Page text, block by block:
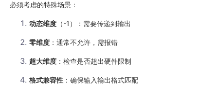
必须考虑的特殊场景：
动态维度 （-1）：需要传递到输出
零维度 ：通常不允许，需报错
超大维度 ：检查是否超出硬件限制
格式兼容性 ：确保输入输出格式匹配